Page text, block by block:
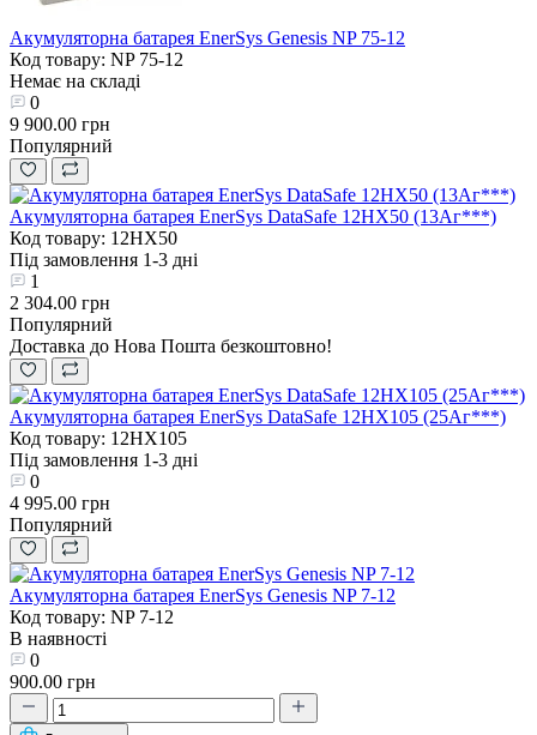
Акумуляторна батарея EnerSys Genesis NP 75-12
Код товару: NP 75-12
Немає на складі
0
9 900.00 грн
Популярний
Акумуляторна батарея EnerSys DataSafe 12HX50 (13Аг***)
Код товару: 12HX50
Під замовлення 1-3 дні
1
2 304.00 грн
Популярний
Доставка до Нова Пошта безкоштовно!
Акумуляторна батарея EnerSys DataSafe 12HX105 (25Аг***)
Код товару: 12HX105
Під замовлення 1-3 дні
0
4 995.00 грн
Популярний
Акумуляторна батарея EnerSys Genesis NP 7-12
Код товару: NP 7-12
В наявності
0
900.00 грн